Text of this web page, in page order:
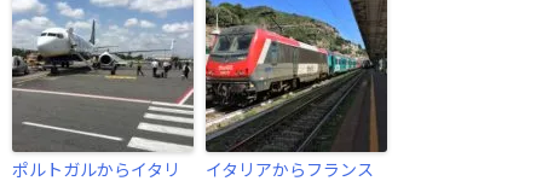
ポルトガルからイタリ
イタリアからフランス